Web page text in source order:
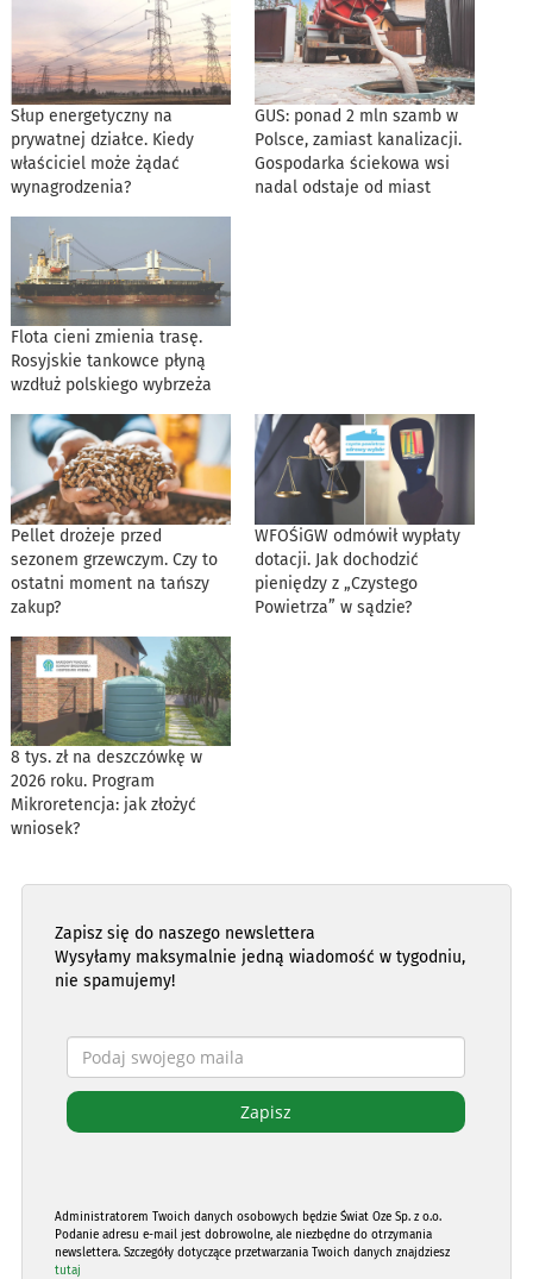
Słup energetyczny na
prywatnej działce. Kiedy
właściciel może żądać
wynagrodzenia?
GUS: ponad 2 mln szamb w
Polsce, zamiast kanalizacji.
Gospodarka ściekowa wsi
nadal odstaje od miast
Flota cieni zmienia trasę.
Rosyjskie tankowce płyną
wzdłuż polskiego wybrzeża
Pellet drożeje przed
sezonem grzewczym. Czy to
ostatni moment na tańszy
zakup?
WFOŚiGW odmówił wypłaty
dotacji. Jak dochodzić
pieniędzy z „Czystego
Powietrza” w sądzie?
8 tys. zł na deszczówkę w
2026 roku. Program
Mikroretencja: jak złożyć
wniosek?
Zapisz się do naszego newslettera
Wysyłamy maksymalnie jedną wiadomość w tygodniu,
nie spamujemy!
Administratorem Twoich danych osobowych będzie Świat Oze Sp. z o.o.
Podanie adresu e-mail jest dobrowolne, ale niezbędne do otrzymania
newslettera. Szczegóły dotyczące przetwarzania Twoich danych znajdziesz
tutaj